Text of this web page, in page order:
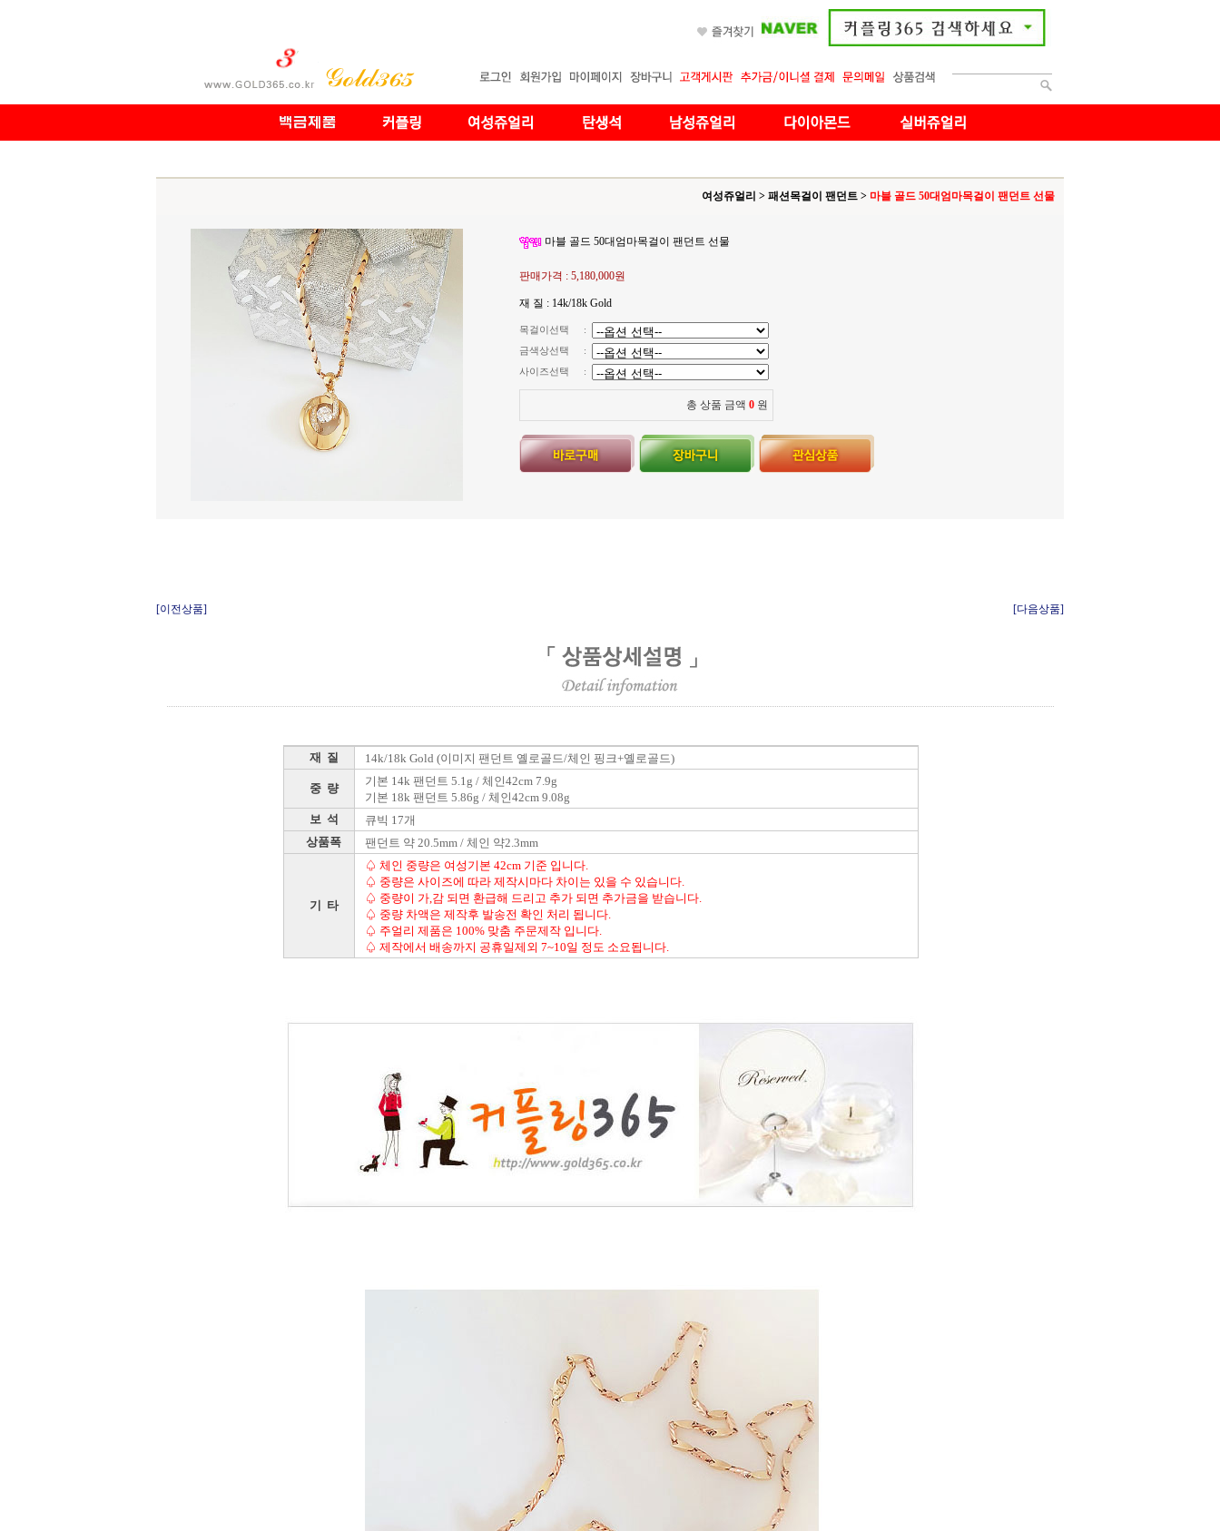
여성쥬얼리 > 패션목걸이 팬던트 > 마블 골드 50대엄마목걸이 팬던트 선물
마블 골드 50대엄마목걸이 팬던트 선물
판매가격 : 5,180,000원
재 질 : 14k/18k Gold
목걸이선택
:
금색상선택
:
사이즈선택
:
총 상품 금액 0 원
[이전상품] [다음상품]
재 질 14k/18k Gold (이미지 팬던트 옐로골드/체인 핑크+옐로골드)
중 량
기본 14k 팬던트 5.1g / 체인42cm 7.9g
기본 18k 팬던트 5.86g / 체인42cm 9.08g
보 석 큐빅 17개
상품폭 팬던트 약 20.5mm / 체인 약2.3mm
기 타
♤ 체인 중량은 여성기본 42cm 기준 입니다.
♤ 중량은 사이즈에 따라 제작시마다 차이는 있을 수 있습니다.
♤ 중량이 가,감 되면 환급해 드리고 추가 되면 추가금을 받습니다.
♤ 중량 차액은 제작후 발송전 확인 처리 됩니다.
♤ 주얼리 제품은 100% 맞춤 주문제작 입니다.
♤ 제작에서 배송까지 공휴일제외 7~10일 정도 소요됩니다.